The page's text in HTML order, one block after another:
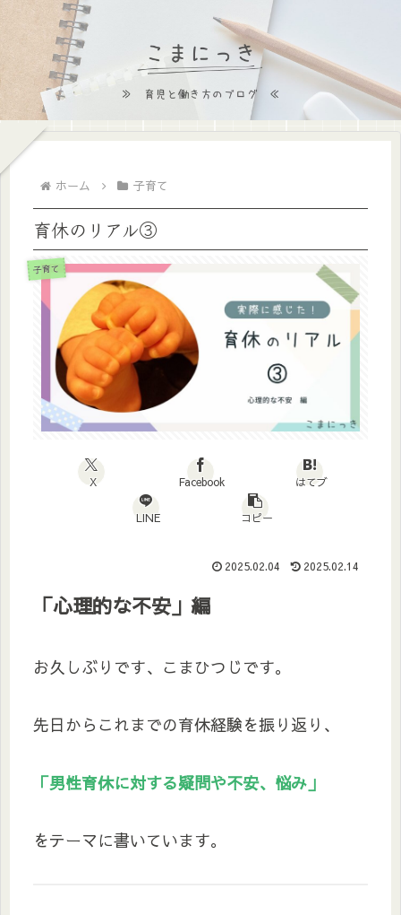
ホーム 子育て
育休のリアル③
子育て
X Facebook はてブ
LINE コピー
2025.02.04 2025.02.14
「心理的な不安」編
お久しぶりです、こまひつじです。
先日からこれまでの育休経験を振り返り、
「男性育休に対する疑問や不安、悩み」
をテーマに書いています。